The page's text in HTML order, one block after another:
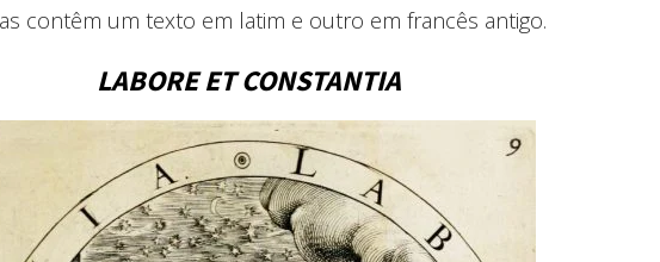
contêm um texto em latim e outro em francês antigo.
LABORE ET CONSTANTIA